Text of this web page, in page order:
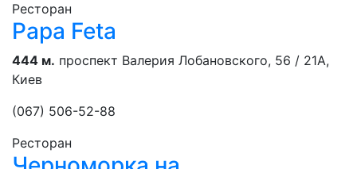
Ресторан
Papa Feta
444 м. проспект Валерия Лобановского, 56 / 21А,
Киев
(067) 506-52-88
Ресторан